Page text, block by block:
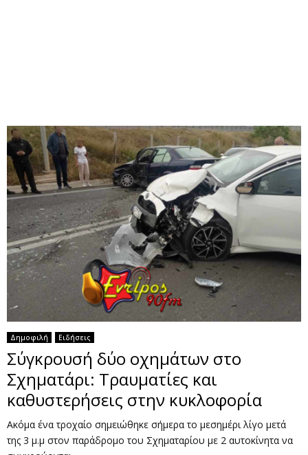
U
Δημοφιλή Ειδήσεις
Σύγκρουσή δύο οχημάτων στο
Σχηματάρι: Τραυματίες και
καθυστερήσεις στην κυκλοφορία
Ακόμα ένα τροχαίο σημειώθηκε σήμερα το μεσημέρι λίγο μετά
της 3 μ.μ στον παράδρομο του Σχηματαρίου με 2 αυτοκίνητα να